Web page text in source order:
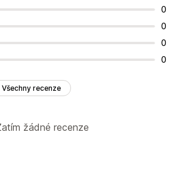
0
0
0
0
Všechny recenze
žádné recenze